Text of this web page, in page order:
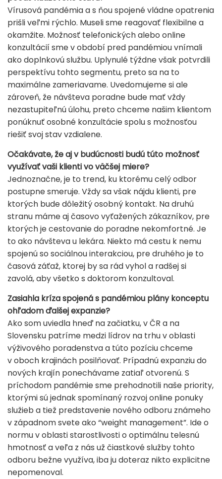
Vírusová pandémia a s ňou spojené vládne opatrenia
prišli veľmi rýchlo. Museli sme reagovať flexibilne a
okamžite. Možnosť telefonických alebo online
konzultácií sme v období pred pandémiou vnímali
ako doplnkovú službu. Uplynulé týždne však potvrdili
perspektívu tohto segmentu, preto sa na to
maximálne zameriavame. Uvedomujeme si ale
zároveň, že návšteva poradne bude mať vždy
nezastupiteľnú úlohu, preto chceme našim klientom
ponúknuť osobné konzultácie spolu s možnosťou
riešiť svoj stav vzdialene.
Očakávate, že aj v budúcnosti budú túto možnosť
využívať vaši klienti vo väčšej miere?
Jednoznačne, je to trend, ku ktorému celý odbor
postupne smeruje. Vždy sa však nájdu klienti, pre
ktorých bude dôležitý osobný kontakt. Na druhú
stranu máme aj časovo vyťažených zákazníkov, pre
ktorých je cestovanie do poradne nekomfortné. Je
to ako návšteva u lekára. Niekto má cestu k nemu
spojenú so sociálnou interakciou, pre druhého je to
časová záťaž, ktorej by sa rád vyhol a radšej si
zavolá, aby všetko s doktorom konzultoval.
Zasiahla kríza spojená s pandémiou plány konceptu
ohľadom ďalšej expanzie?
Ako som uviedla hneď na začiatku, v ČR a na
Slovensku patríme medzi lídrov na trhu v oblasti
výživového poradenstva a túto pozíciu chceme
v oboch krajinách posilňovať. Prípadnú expanziu do
nových krajín ponechávame zatiaľ otvorenú. S
príchodom pandémie sme prehodnotili naše priority,
ktorými sú jednak spomínaný rozvoj online ponuky
služieb a tiež predstavenie nového odboru známeho
v západnom svete ako “weight management”. Ide o
normu v oblasti starostlivosti o optimálnu telesnú
hmotnosť a veľa z nás už čiastkové služby tohto
odboru bežne využíva, iba ju doteraz nikto explicitne
nepomenoval.